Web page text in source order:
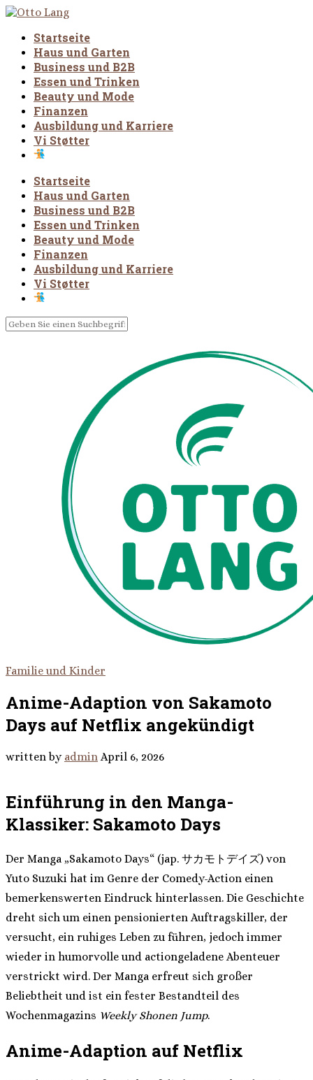
Startseite
Haus und Garten
Business und B2B
Essen und Trinken
Beauty und Mode
Finanzen
Ausbildung und Karriere
Vi Støtter
Startseite
Haus und Garten
Business und B2B
Essen und Trinken
Beauty und Mode
Finanzen
Ausbildung und Karriere
Vi Støtter
Familie und Kinder
Anime-Adaption von Sakamoto
Days auf Netflix angekündigt
written by admin April 6, 2026
Einführung in den Manga-
Klassiker: Sakamoto Days
Der Manga „Sakamoto Days“ (jap. サカモトデイズ) von
Yuto Suzuki hat im Genre der Comedy-Action einen
bemerkenswerten Eindruck hinterlassen. Die Geschichte
dreht sich um einen pensionierten Auftragskiller, der
versucht, ein ruhiges Leben zu führen, jedoch immer
wieder in humorvolle und actiongeladene Abenteuer
verstrickt wird. Der Manga erfreut sich großer
Beliebtheit und ist ein fester Bestandteil des
Wochenmagazins Weekly Shonen Jump.
Anime-Adaption auf Netflix